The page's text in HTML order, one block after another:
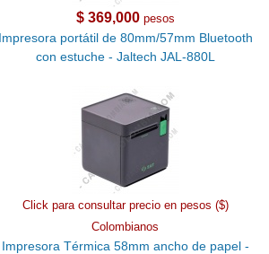
$ 369,000pesos
Impresora portátil de 80mm/57mm Bluetooth
con estuche - Jaltech JAL-880L
Click para consultar precio en pesos ($)
Colombianos
Impresora Térmica 58mm ancho de papel -